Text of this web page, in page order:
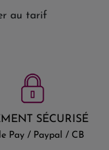
au tarif
SÉCURISÉ
Pay / Paypal / CB